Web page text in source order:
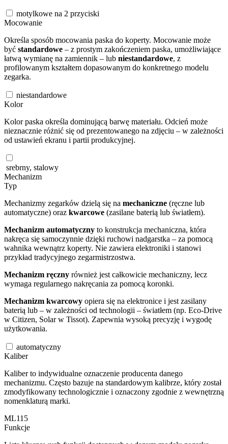
motylkowe na 2 przyciski
Mocowanie
Określa sposób mocowania paska do koperty. Mocowanie może
być standardowe – z prostym zakończeniem paska, umożliwiające
łatwą wymianę na zamiennik – lub niestandardowe, z
profilowanym kształtem dopasowanym do konkretnego modelu
zegarka.
niestandardowe
Kolor
Kolor paska określa dominującą barwę materiału. Odcień może
nieznacznie różnić się od prezentowanego na zdjęciu – w zależności
od ustawień ekranu i partii produkcyjnej.
srebrny, stalowy
Mechanizm
Typ
Mechanizmy zegarków dzielą się na mechaniczne (ręczne lub
automatyczne) oraz kwarcowe (zasilane baterią lub światłem).
Mechanizm automatyczny to konstrukcja mechaniczna, która
nakręca się samoczynnie dzięki ruchowi nadgarstka – za pomocą
wahnika wewnątrz koperty. Nie zawiera elektroniki i stanowi
przykład tradycyjnego zegarmistrzostwa.
Mechanizm ręczny również jest całkowicie mechaniczny, lecz
wymaga regularnego nakręcania za pomocą koronki.
Mechanizm kwarcowy opiera się na elektronice i jest zasilany
baterią lub – w zależności od technologii – światłem (np. Eco-Drive
w Citizen, Solar w Tissot). Zapewnia wysoką precyzję i wygodę
użytkowania.
automatyczny
Kaliber
Kaliber to indywidualne oznaczenie producenta danego
mechanizmu. Często bazuje na standardowym kalibrze, który został
zmodyfikowany technologicznie i oznaczony zgodnie z wewnętrzną
nomenklaturą marki.
ML115
Funkcje